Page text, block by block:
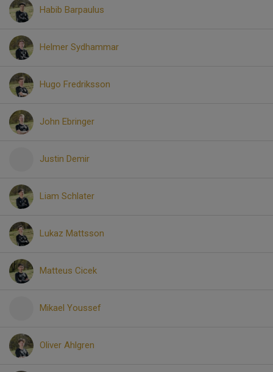
Habib Barpaulus
Helmer Sydhammar
Hugo Fredriksson
John Ebringer
Justin Demir
Liam Schlater
Lukaz Mattsson
Matteus Cicek
Mikael Youssef
Oliver Ahlgren